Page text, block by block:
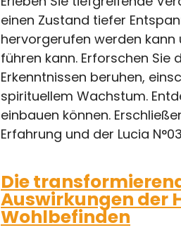
einen Zustand tiefer
hervorgerufen werden
führen kann. Erforschen
Erkenntnissen beruhen,
spirituellem Wachstum.
einbauen können.
Erfahrung und der Lucia
Die
Auswirkungen der
Wohlbefinden